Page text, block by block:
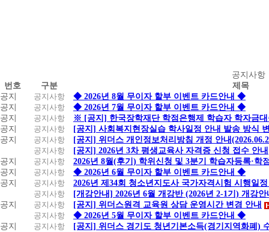
지
사
항
공지사항
번호
구분
제목
공지
공지사항
◆ 2026년 8월 무이자 할부 이벤트 카드안내 ◆
공지
공지사항
◆ 2026년 7월 무이자 할부 이벤트 카드안내 ◆
공지
공지사항
※ [공지] 한국장학재단 학점은행제 학습자 학자금
공지
공지사항
[공지] 사회복지현장실습 학사일정 안내 발송 방식
공지
공지사항
[공지] 위더스 개인정보처리방침 개정 안내
공지사항
[공지] 2026년 3차 평생교육사 자격증 신청 접수 안내
공지
공지사항
2026년 8월(후기) 학위신청 및 3분기 학습자등록·학
공지
공지사항
◆ 2026년 6월 무이자 할부 이벤트 카드안내 ◆
공지
공지사항
2026년 제34회 청소년지도사 국가자격시험 시행일
공지사항
[개강안내] 2026년 6월 개강반 (2026년 2-1기) 개강안
공지
공지사항
[공지] 위더스원격 교육원 상담 운영시간 변경 안내
공지사항
◆ 2026년 5월 무이자 할부 이벤트 카드안내 ◆
공지
공지사항
[공지] 위더스 경기도 청년기본소득(경기지역화폐)